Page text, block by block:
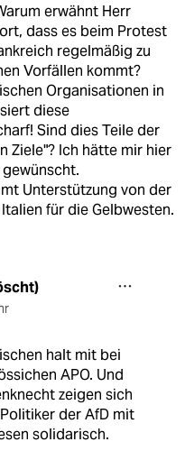
erwähnt Herr
dass es beim Protest
regelmäßig zu
Vorfällen kommt?
Organisationen in
diese
Sind dies Teile der
Ziele"? Ich hätte mir hier
Unterstützung von der
für die Gelbwesten.
halt mit bei
APO. Und
zeigen sich
der AfD mit
solidarisch.